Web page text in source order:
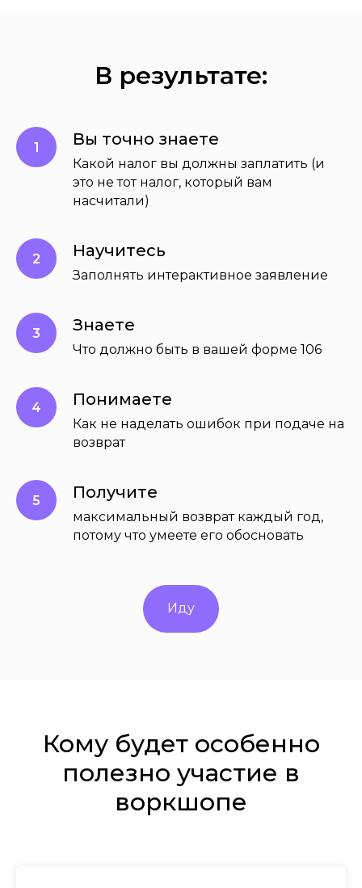
В результате:​
Вы точно знаете
Какой налог вы должны заплатить (и
это не тот налог, который вам
насчитали)
Научитесь
Заполнять интерактивное заявление
Знаете
Что должно быть в вашей форме 106
Понимаете
Как не наделать ошибок при подаче на
возврат
Получите
максимальный возврат каждый год,
потому что умеете его обосновать
Иду
Кому будет особенно
полезно участие в
воркшопе